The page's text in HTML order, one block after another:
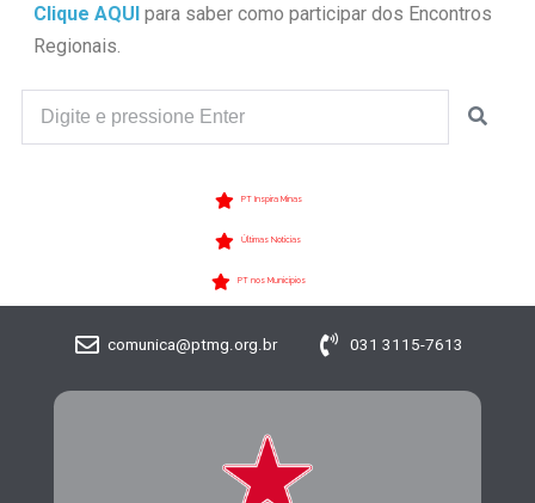
Clique AQUIpara saber como participar dos Encontros
Regionais.
PT Inspira Minas
Últimas Notícias
PT nos Municípios
comunica@ptmg.org.br 031 3115-7613